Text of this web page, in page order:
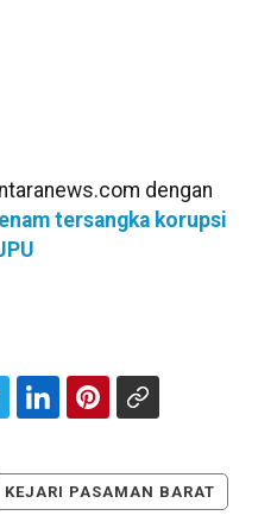
dengan
tersangka korupsi
KEJARI PASAMAN BARAT